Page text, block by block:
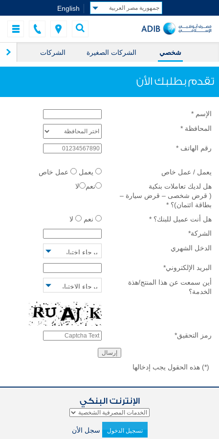
English
الشركات الشركات الصغيرة شخصي
تقدم بطلبك الأن
الإسم *
المحافظة *
رقم الهاتف *
يعمل / عمل خاص يعمل
عمل خاص
هل لديك تعاملات بنكية
( قرض شخصى – قرض سيارة –
بطاقة ائتمان)؟ *
نعم لا
هل أنت عميل للبنك؟ * نعم
لا
الشركة*
الدخل الشهري
البريد الإلكتروني*
أين سمعت عن هذا المنتج/هذة
الخدمة؟
رمز التحقيق*
(*) هذه الحقول يجب إدخالها
الإنترنت البنكي
تسجيل الدخول سجل الأن